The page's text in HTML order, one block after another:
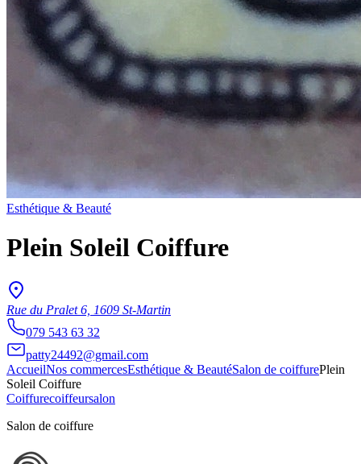
Esthétique & Beauté
Plein Soleil Coiffure
Rue du Pralet 6, 1609 St-Martin
079 543 63 32
patty24492@gmail.com
AccueilNos commercesEsthétique & BeautéSalon de coiffurePlein
Soleil Coiffure
Coiffurecoiffeursalon
Salon de coiffure